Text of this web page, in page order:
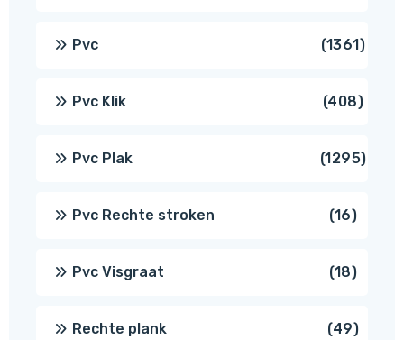
Pvc 13611361
Pvc Klik 408408
Pvc Plak 12951295
Pvc Rechte stroken 1616
Pvc Visgraat 1818
Rechte plank 4949